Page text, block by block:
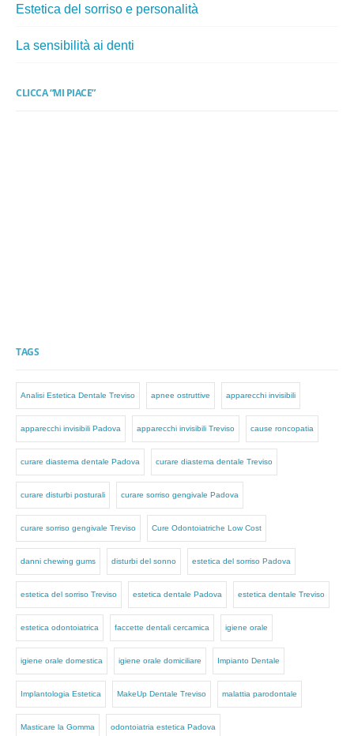
Estetica del sorriso e personalità
La sensibilità ai denti
CLICCA “MI PIACE”
TAGS
Analisi Estetica Dentale Treviso apnee ostruttive apparecchi invisibili
apparecchi invisibili Padova apparecchi invisibili Treviso cause roncopatia
curare diastema dentale Padova curare diastema dentale Treviso
curare disturbi posturali curare sorriso gengivale Padova
curare sorriso gengivale Treviso Cure Odontoiatriche Low Cost
danni chewing gums disturbi del sonno estetica del sorriso Padova
estetica del sorriso Treviso estetica dentale Padova estetica dentale Treviso
estetica odontoiatrica faccette dentali cercamica igiene orale
igiene orale domestica igiene orale domiciliare Impianto Dentale
Implantologia Estetica MakeUp Dentale Treviso malattia parodontale
Masticare la Gomma odontoiatria estetica Padova